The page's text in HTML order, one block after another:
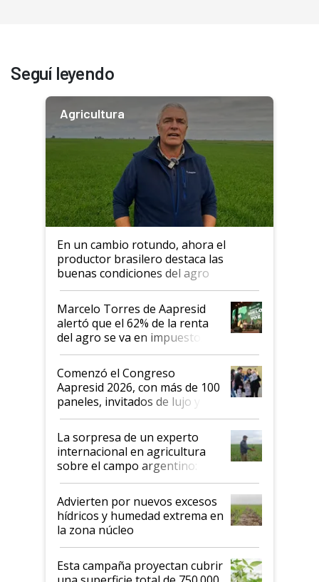
Seguí leyendo
Agricultura
En un cambio rotundo, ahora el
productor brasilero destaca las
buenas condiciones del agro
argentino para invertir: "Los veo
más motivados"
Marcelo Torres de Aapresid
alertó que el 62% de la renta
del agro se va en impuestos:
"No es bueno que en
Argentina se sigan discutiendo
las mismas cosas de hace 50
años"
Comenzó el Congreso
Aapresid 2026, con más de 100
paneles, invitados de lujo y
todas las tendencias
La sorpresa de un experto
internacional en agricultura
sobre el campo argentino:
"Estoy muy impresionado"
Advierten por nuevos excesos
hídricos y humedad extrema en
la zona núcleo
Esta campaña proyectan cubrir